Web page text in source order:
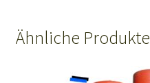
Ähnliche Produkte